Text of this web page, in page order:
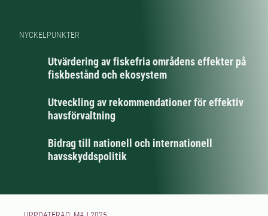
NYCKELPUNKTER
Utvärdering av fiskefria områdens effekter på
fiskbestånd och ekosystem
Utveckling av rekommendationer för effektiv
havsförvaltning
Bidrag till nationell och internationell
havsskyddspolitik